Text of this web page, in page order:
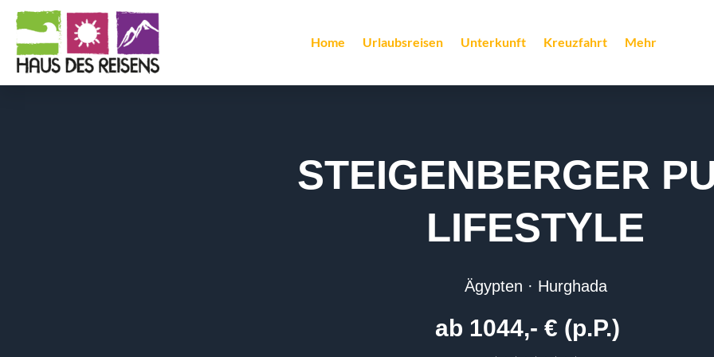
Home Urlaubsreisen Unterkunft Kreuzfahrt Mehr
STEIGENBERGER
LIFESTYLE
Ägypten · Hurghada
ab 1044,- € (p.P.)